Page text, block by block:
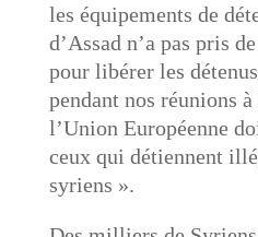
les équipements de
d’Assad n’a pas pris
pour libérer les
pendant nos réunions
l’Union Européenne
ceux qui détiennent
syriens ».